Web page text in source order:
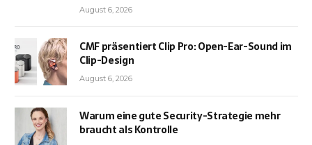
August 6, 2026
CMF präsentiert Clip Pro: Open-Ear-Sound im
Clip-Design
August 6, 2026
Warum eine gute Security-Strategie mehr
braucht als Kontrolle